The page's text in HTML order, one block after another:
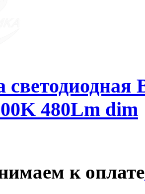
480Lm dim
к оплате